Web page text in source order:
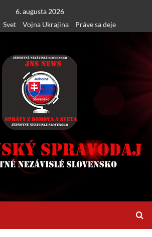
6. augusta 2026
Svet Vojna Ukrajina Práve sa deje